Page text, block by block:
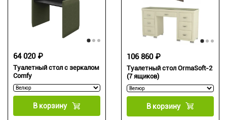
Туалетный стол с зеркалом
Comfy
64 020 ₽
В корзину
Туалетный стол OrmaSoft-2
(7 ящиков)
106 860 ₽
В корзину